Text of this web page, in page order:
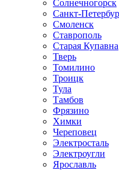
Солнечногорск
Санкт-
Смоленск
Ставрополь
Старая Купавна
Тверь
Томилино
Троицк
Тула
Тамбов
Фрязино
Химки
Череповец
Электросталь
Электроугли
Ярославль